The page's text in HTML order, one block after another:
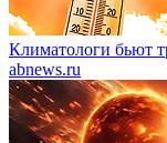
Климатологи бьют
abnews.ru